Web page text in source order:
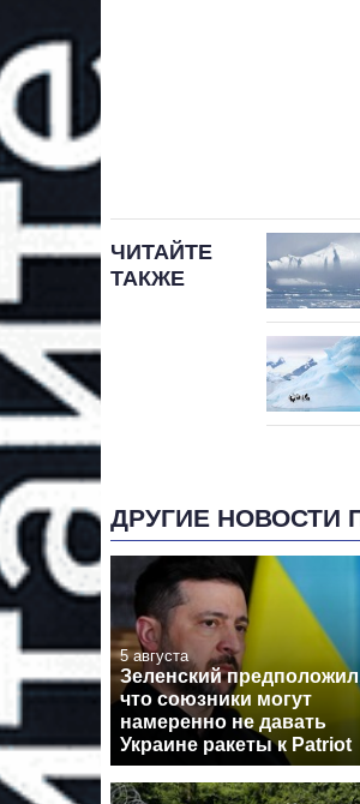
ЧИТАЙТЕ
ТАКЖЕ
ДРУГИЕ НОВОСТИ
5 августа
Зеленский
что союзники могут
намеренно не давать
Украине ракеты к Patriot